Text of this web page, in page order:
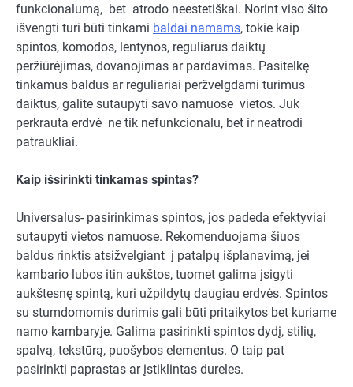
funkcionalumą, bet atrodo neestetiškai. Norint viso šito
išvengti turi būti tinkami baldai namams, tokie kaip
spintos, komodos, lentynos, reguliarus daiktų
peržiūrėjimas, dovanojimas ar pardavimas. Pasitelkę
tinkamus baldus ar reguliariai peržvelgdami turimus
daiktus, galite sutaupyti savo namuose vietos. Juk
perkrauta erdvė ne tik nefunkcionalu, bet ir neatrodi
patraukliai.
Kaip išsirinkti tinkamas spintas?
Universalus- pasirinkimas spintos, jos padeda efektyviai
sutaupyti vietos namuose. Rekomenduojama šiuos
baldus rinktis atsižvelgiant į patalpų išplanavimą, jei
kambario lubos itin aukštos, tuomet galima įsigyti
aukštesnę spintą, kuri užpildytų daugiau erdvės. Spintos
su stumdomomis durimis gali būti pritaikytos bet kuriame
namo kambaryje. Galima pasirinkti spintos dydį, stilių,
spalvą, tekstūrą, puošybos elementus. O taip pat
pasirinkti paprastas ar įstiklintas dureles.